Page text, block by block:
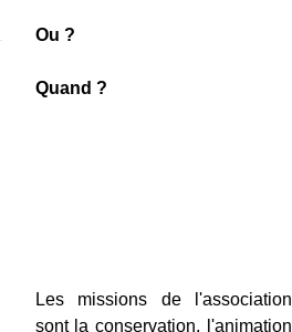
Ou ?
Quand ?
Les missions de l'association
sont la conservation, l'animation